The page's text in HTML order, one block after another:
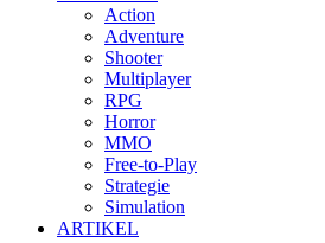
Action
Adventure
Shooter
Multiplayer
RPG
Horror
MMO
Free-to-Play
Strategie
Simulation
ARTIKEL